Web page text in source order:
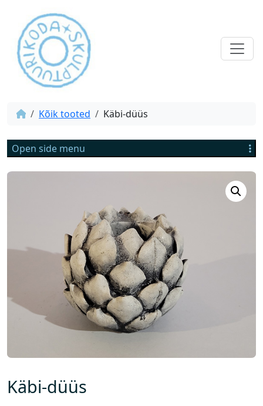
Kõik tooted Käbi-düüs
Open side menu
Käbi-düüs